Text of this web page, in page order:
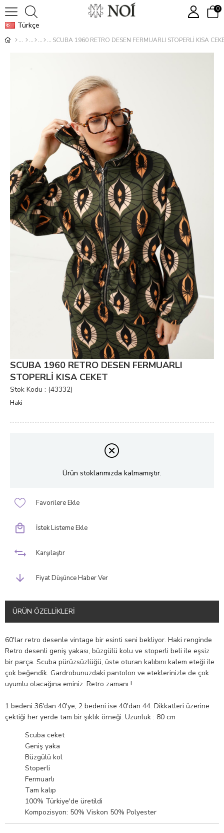
Türkçe
0
SCUBA 1960 RETRO DESEN FERMUARLI STOPERLİ KISA
SCUBA 1960 RETRO DESEN FERMUARLI
STOPERLİ KISA CEKET
Stok Kodu (43332)
Haki
Ürün stoklarımızda kalmamıştır.
Favorilere Ekle
İstek Listeme Ekle
Karşılaştır
Fiyat Düşünce Haber Ver
ÜRÜN ÖZELLIKLERI
60'lar retro desenle vintage bir esinti seni bekliyor. Haki renginde
Retro desenli geniş yakası, büzgülü kolu ve stoperli beli ile eşsiz
bir parça. Scuba pürüzsüzlüğü, üste oturan kalıbını kalem eteği ile
çok beğendik. Gardrobunuzdaki pantolon ve eteklerinizle de çok
uyumlu olacağına eminiz. Retro zamanı !
1 bedeni 36'dan 40'ye, 2 bedeni ise 40'dan 44. Dikkatleri üzerine
çektiği her yerde tam bir şıklık örneği. Uzunluk : 80 cm
Scuba ceket
Geniş yaka
Büzgülü kol
Stoperli
Fermuarlı
Tam kalıp
100% Türkiye'de üretildi
Kompozisyon: 50% Viskon 50% Polyester